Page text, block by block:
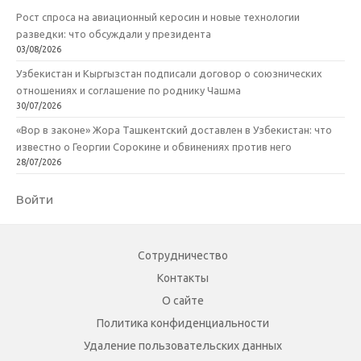
Рост спроса на авиационный керосин и новые технологии
разведки: что обсуждали у президента
03/08/2026
Узбекистан и Кыргызстан подписали договор о союзнических
отношениях и соглашение по роднику Чашма
30/07/2026
«Вор в законе» Жора Ташкентский доставлен в Узбекистан: что
известно о Георгии Сорокине и обвинениях против него
28/07/2026
Войти
Сотрудничество
Контакты
О сайте
Политика конфиденциальности
Удаление пользовательских данных